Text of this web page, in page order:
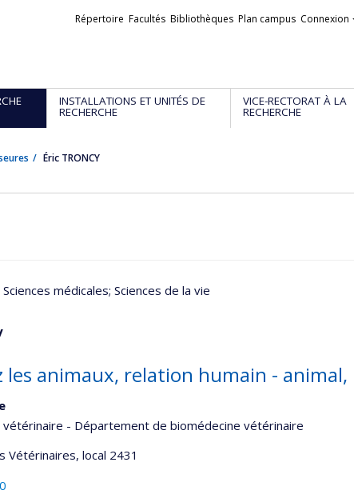
Liens
Répertoire Facultés Bibliothèques Plan campus Connexion
INSTALLATIONS ET UNITÉS DE
RECHERCHE
VICE-RECTORAT À LA
RECHERCHE
Éric TRONCY
Sciences médicales; Sciences de la vie
les animaux, relation humain -
vétérinaire - Département de biomédecine vétérinaire
Vétérinaires, local 2431